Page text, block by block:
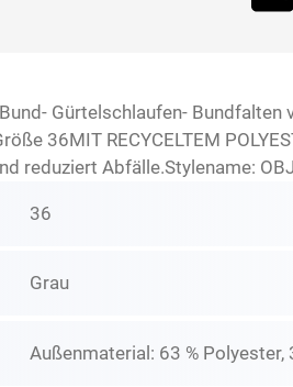
Gürtelschlaufen-
36MIT RECYCELTEM
reduziert Abfälle.Stylename:
36
Grau
Außenmaterial: 63 % Polyester,